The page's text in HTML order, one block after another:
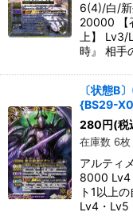
6(4)/白/
20000 【
上】 Lv3/
時』 相手
〔状態B
{BS29-
280 円(税
在庫数 6枚
アルティ
8000 Lv4
ト1以上
Lv4・Lv5